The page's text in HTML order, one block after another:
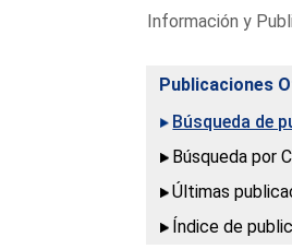
Información y
Publicaciones
Búsqueda de
Búsqueda por
Últimas
Índice de